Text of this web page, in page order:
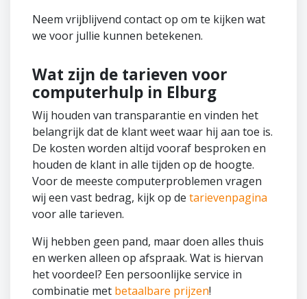
Neem vrijblijvend contact op om te kijken wat
we voor jullie kunnen betekenen.
Wat zijn de tarieven voor
computerhulp in Elburg
Wij houden van transparantie en vinden het
belangrijk dat de klant weet waar hij aan toe is.
De kosten worden altijd vooraf besproken en
houden de klant in alle tijden op de hoogte.
Voor de meeste computerproblemen vragen
wij een vast bedrag, kijk op de tarievenpagina
voor alle tarieven.
Wij hebben geen pand, maar doen alles thuis
en werken alleen op afspraak. Wat is hiervan
het voordeel? Een persoonlijke service in
combinatie met betaalbare prijzen!